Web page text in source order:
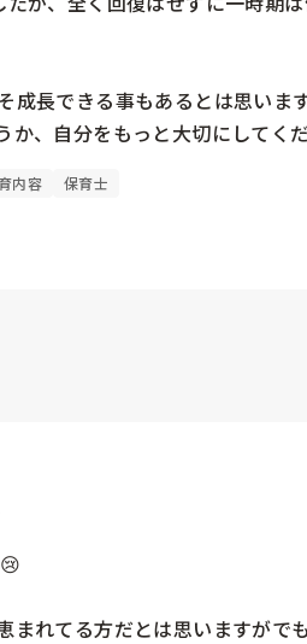
成長できる事もあるとは思いま
か、自分をもっと大切にしてくだ
内容 保育士
まれてる方だとは思いますがでも